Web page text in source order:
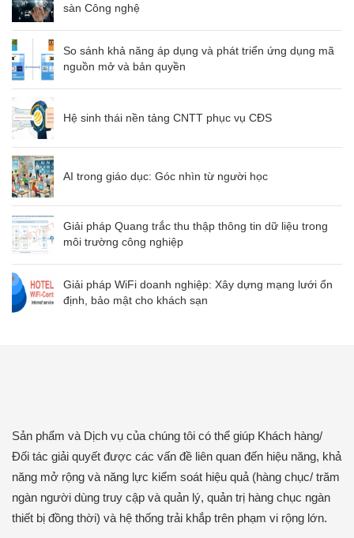
sàn Công nghệ
So sánh khả năng áp dụng và phát triển ứng dụng mã
nguồn mở và bản quyền
Hệ sinh thái nền tảng CNTT phục vụ CĐS
AI trong giáo dục: Góc nhìn từ người học
Giải pháp Quang trắc thu thập thông tin dữ liệu trong
môi trường công nghiệp
Giải pháp WiFi doanh nghiệp: Xây dựng mạng lưới ổn
định, bảo mật cho khách sạn
Sản phẩm và Dịch vụ của chúng tôi có thể giúp Khách hàng/
Đối tác giải quyết được các vấn đề liên quan đến hiệu năng, khả
năng mở rộng và năng lực kiểm soát hiệu quả (hàng chục/ trăm
ngàn người dùng truy cập và quản lý, quản trị hàng chục ngàn
thiết bị đồng thời) và hệ thống trải khắp trên phạm vi rộng lớn.